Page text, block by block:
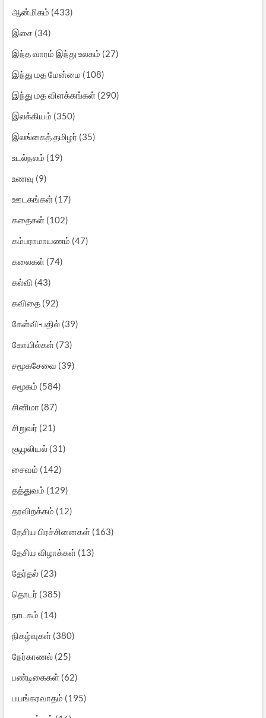
ஆன்மிகம் (433)
இசை(34)
இந்த வாரம் இந்து உலகம் (27)
இந்து மத மேன்மை (108)
இந்து மத விளக்கங்கள்(290)
இலக்கியம் (350)
இலங்கைத் தமிழர் (35)
உடல்நலம் (19)
உணவு (9)
ஊடகங்கள்(17)
கதைகள்(102)
கம்பராமாயணம் (47)
கலைகள்(74)
கல்வி (43)
கவிதை(92)
கேள்வி-பதில்(39)
கோயில்கள்(73)
சமூகசேவை (39)
சமூகம் (584)
சினிமா (87)
சிறுவர் (21)
சூழலியல்(31)
சைவம் (142)
தத்துவம் (129)
தரவிறக்கம் (12)
தேசிய பிரச்சினைகள்(163)
தேசிய விழாக்கள்(13)
தேர்தல்(23)
தொடர் (385)
நாடகம் (14)
நிகழ்வுகள்(380)
நேர்காணல்(25)
பண்டிகைகள்(62)
பயங்கரவாதம் (195)